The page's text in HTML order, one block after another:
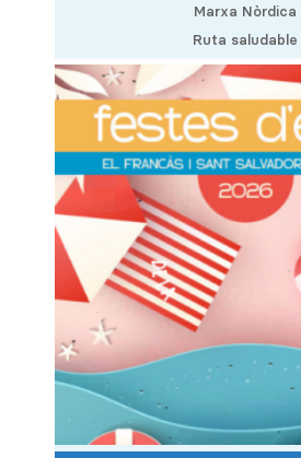
Marxa Nòrdica
Ruta saludable